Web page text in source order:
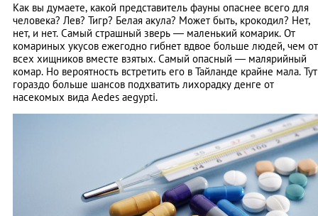
Как вы думаете, какой представитель фауны опаснее всего для
человека? Лев? Тигр? Белая акула? Может быть, крокодил? Нет,
нет, и нет. Самый страшный зверь — маленький комарик. От
комариных укусов ежегодно гибнет вдвое больше людей, чем от
всех хищников вместе взятых. Самый опасный — малярийный
комар. Но вероятность встретить его в Тайланде крайне мала. Тут
гораздо больше шансов подхватить лихорадку денге от
насекомых вида Aedes aegypti.